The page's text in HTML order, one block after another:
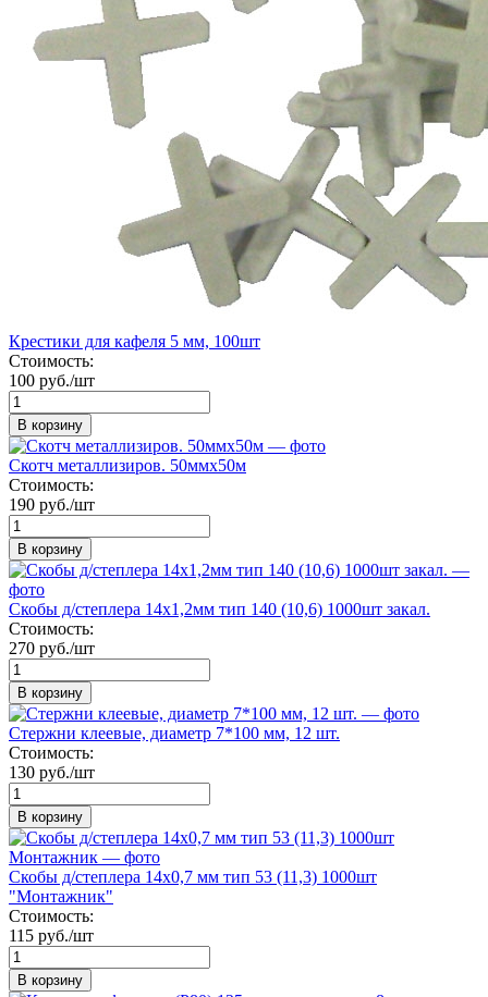
Крестики для кафеля 5 мм, 100шт
Стоимость:
100 руб./шт
В корзину
Скотч металлизиров. 50ммх50м
Стоимость:
190 руб./шт
В корзину
Скобы д/степлера 14х1,2мм тип 140 (10,6) 1000шт закал.
Стоимость:
270 руб./шт
В корзину
Стержни клеевые, диаметр 7*100 мм, 12 шт.
Стоимость:
130 руб./шт
В корзину
Скобы д/степлера 14х0,7 мм тип 53 (11,3) 1000шт
"Монтажник"
Стоимость:
115 руб./шт
В корзину